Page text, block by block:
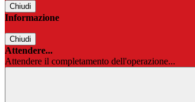
Chiudi
Informazione
Chiudi
Attendere...
Attendere il completamento dell'operazione...